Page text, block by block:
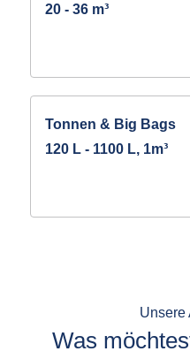
20 - 36 m³
Tonnen & Big Bags
120 L - 1100 L, 1m³
Unsere
Was